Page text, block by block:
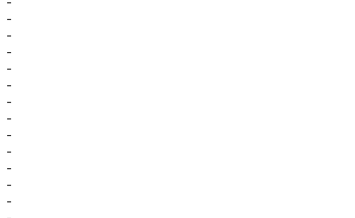
-
-
-
-
-
-
-
-
-
-
-
-